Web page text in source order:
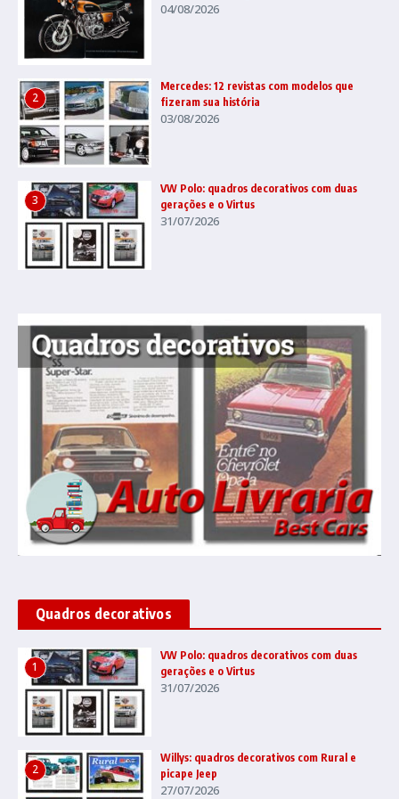
04/08/2026
2
Mercedes: 12 revistas com modelos que
fizeram sua história
03/08/2026
3
VW Polo: quadros decorativos com duas
gerações e o Virtus
31/07/2026
Quadros decorativos
1
VW Polo: quadros decorativos com duas
gerações e o Virtus
31/07/2026
2
Willys: quadros decorativos com Rural e
picape Jeep
27/07/2026